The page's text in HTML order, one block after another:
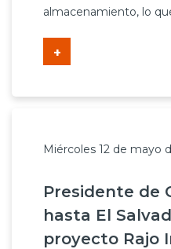
Transparencia activa
Canales de denuncia
almacenamiento, lo
+
Miércoles 12 de mayo
Presidente de
hasta El
proyecto Rajo